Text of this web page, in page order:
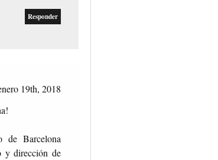
Responder
19th, 2018
de Barcelona
y dirección de